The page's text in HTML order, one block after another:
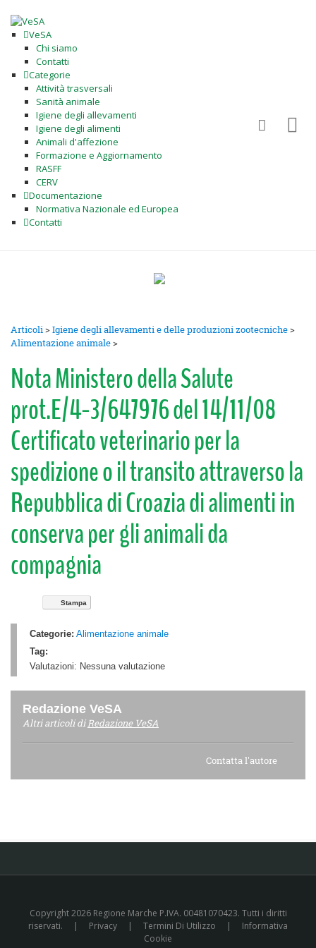
VeSA
Chi siamo
Contatti
Categorie
Attività trasversali
Sanità animale
Igiene degli allevamenti
Igiene degli alimenti
Animali d'affezione
Formazione e Aggiornamento
RASFF
CERV
Documentazione
Normativa Nazionale ed Europea
Contatti
Articoli>Igiene degli allevamenti e delle produzioni zootecniche>
Alimentazione animale>
Nota Ministero della Salute
prot.E/4-3/647976 del 14/11/08
Certificato veterinario per la
spedizione o il transito attraverso la
Repubblica di Croazia di alimenti in
conserva per gli animali da
compagnia
Stampa
Categorie: Alimentazione animale
Tag:
Valutazioni: Nessuna valutazione
Redazione VeSA
Altri articoli diRedazione VeSA
Contatta l'autore
Copyright 2026 Regione Marche P.IVA. 00481070423. Tutti i diritti
riservati.
| Privacy | Termini Di Utilizzo |
Informativa
Cookie